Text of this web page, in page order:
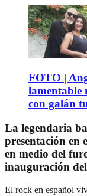
FOTO |
lamentable
con galán
La legendaria
presentación en
en medio del
inauguración
El rock en español